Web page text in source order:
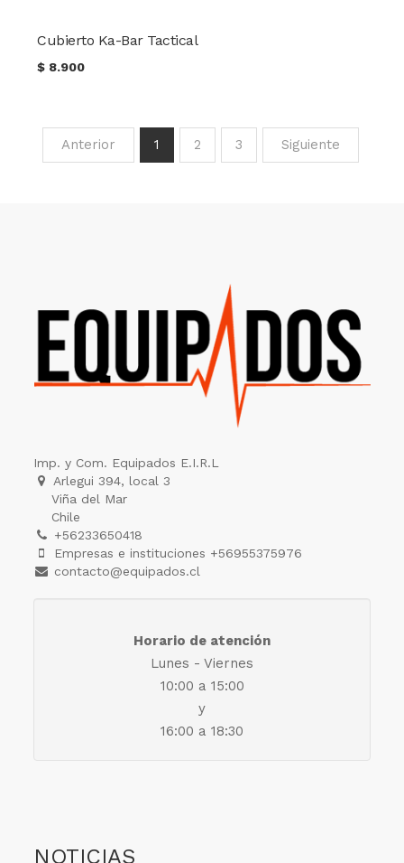
Cubierto Ka-Bar Tactical
$ 8.900
Anterior 1 2 3 Siguiente
Imp. y Com. Equipados E.I.R.L
Arlegui 394, local 3
Viña del Mar
Chile
+56233650418
Empresas e instituciones +56955375976
contacto@equipados.cl
Horario de atención
Lunes - Viernes
10:00 a 15:00
y
16:00 a 18:30
NOTICIAS